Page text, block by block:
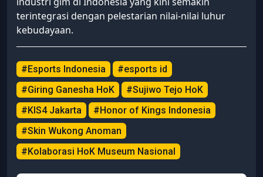
terintegrasi dengan pelestarian nilai-nilai luhur
kebudayaan.
#Esports Indonesia
#esports id
#Giring Ganesha HoK
#Sujiwo Tejo HoK
#KIS4 Jakarta
#Honor of Kings Indonesia
#Skin Wukong Anoman
#Kolaborasi HoK Museum Nasional